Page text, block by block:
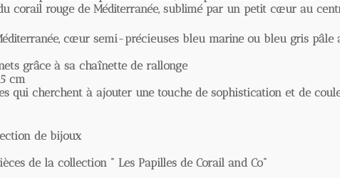
rouge de Méditerranée, sublimé par un petit cœur au centre
cœur semi-précieuses bleu marine ou bleu gris pâle au
à sa chaînette de rallonge
cherchent à ajouter une touche de sophistication et de
de bijoux
de la collection " Les Papilles de Corail and Co"